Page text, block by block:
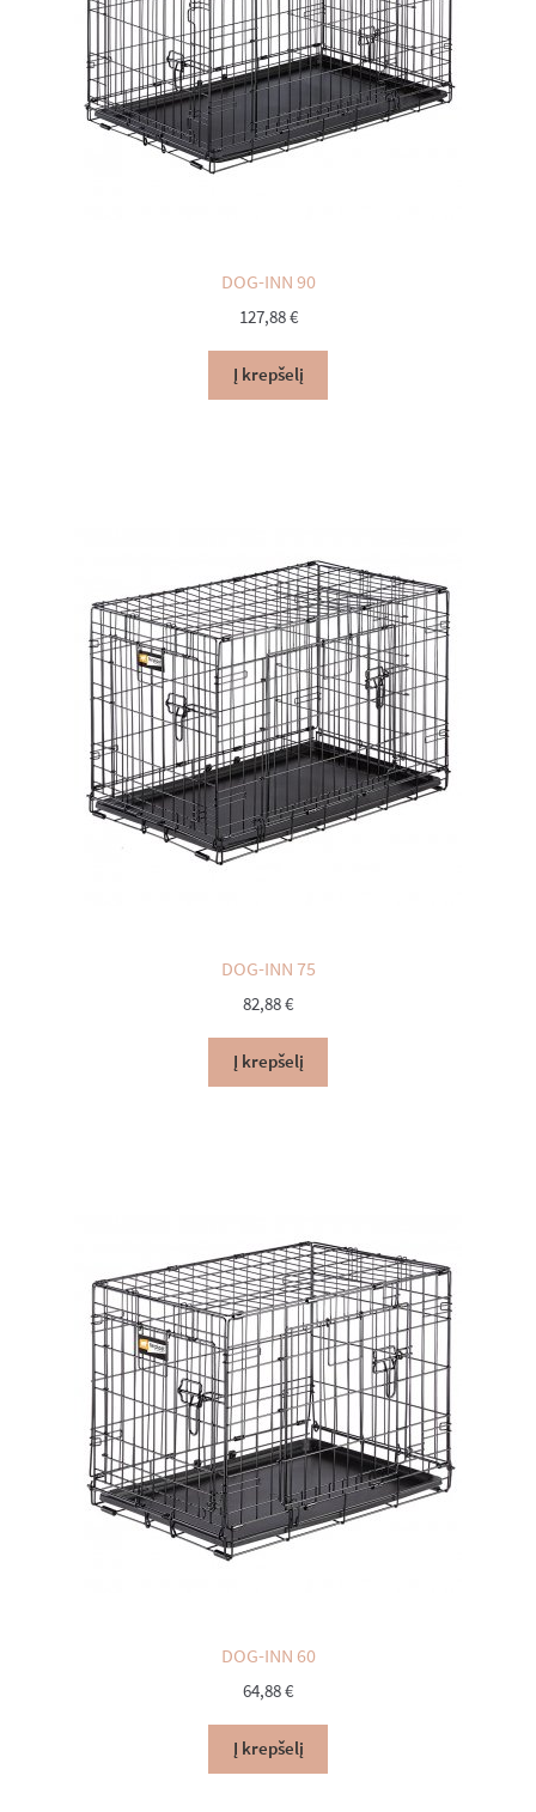
DOG-INN 90
127,88€
Į krepšelį
DOG-INN 75
82,88€
Į krepšelį
DOG-INN 60
64,88€
Į krepšelį